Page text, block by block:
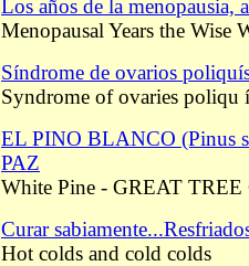
Los años de la menopausia,
Menopausal Years the Wise
Síndrome de ovarios
Syndrome of ovaries poliqu
EL PINO BLANCO (Pinus
PAZ
White Pine - GREAT
Curar
Hot colds and cold colds